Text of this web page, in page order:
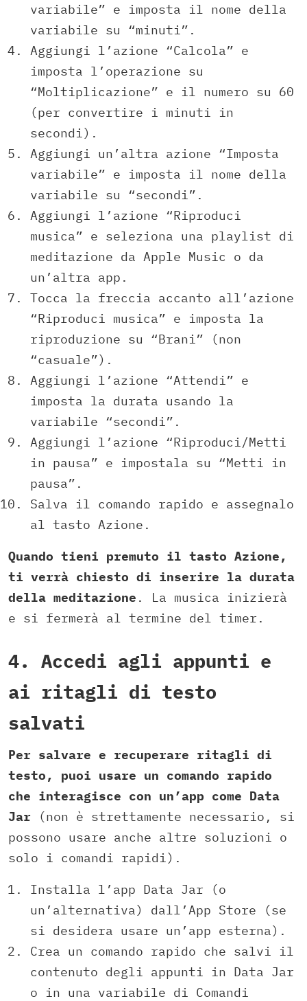
variabile” e imposta il nome della
variabile su “minuti”.
Aggiungi l’azione “Calcola” e
imposta l’operazione su
“Moltiplicazione” e il numero su 60
(per convertire i minuti in
secondi).
Aggiungi un’altra azione “Imposta
variabile” e imposta il nome della
variabile su “secondi”.
Aggiungi l’azione “Riproduci
musica” e seleziona una playlist di
meditazione da Apple Music o da
un’altra app.
Tocca la freccia accanto all’azione
“Riproduci musica” e imposta la
riproduzione su “Brani” (non
“casuale”).
Aggiungi l’azione “Attendi” e
imposta la durata usando la
variabile “secondi”.
Aggiungi l’azione “Riproduci/Metti
in pausa” e impostala su “Metti in
pausa”.
Salva il comando rapido e assegnalo
al tasto Azione.
Quando tieni premuto il tasto Azione,
ti verrà chiesto di inserire la durata
della meditazione . La musica inizierà
e si fermerà al termine del timer.
4. Accedi agli appunti e
ai ritagli di testo
salvati
Per salvare e recuperare ritagli di
testo, puoi usare un comando rapido
che interagisce con un’app come Data
Jar (non è strettamente necessario, si
possono usare anche altre soluzioni o
solo i comandi rapidi).
Installa l’app Data Jar (o
un’alternativa) dall’App Store (se
si desidera usare un’app esterna).
Crea un comando rapido che salvi il
contenuto degli appunti in Data Jar
o in una variabile di Comandi